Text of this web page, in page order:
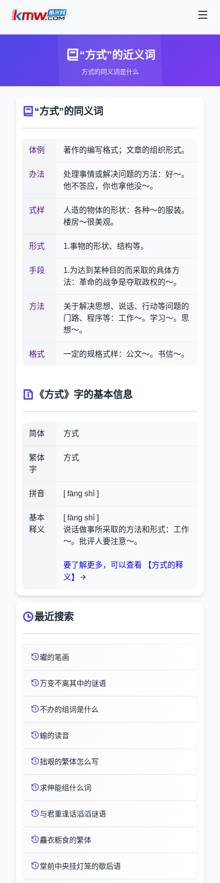
“方式”的近义词
方式的同义词是什么
“方式”的同义词
体例 著作的编写格式；文章的组织形式。
办法
处理事情或解决问题的方法：好～。
他不答应，你也拿他没～。
式样
人造的物体的形状：各种～的服装。
楼房～很美观。
形式 1.事物的形状、结构等。
手段
1.为达到某种目的而采取的具体方
法：革命的战争是夺取政权的～。
方法
关于解决思想、说话、行动等问题的
门路、程序等：工作～。学习～。思
想～。
格式 一定的规格式样：公文～。书信～。
《方式》字的基本信息
简体 方式
繁体
字
方式
拼音 [ fāng shì ]
基本
释义
[ fāng shì ]
说话做事所采取的方法和形式：工作
～。批评人要注意～。
要了解更多，可以查看 【方式的释
义】
最近搜索
瓛的笔画
万变不离其中的谜语
不办的组词是什么
蝓的读音
拙艰的繁体怎么写
求伸能组什么词
与君重逢话滔滔谜语
麤衣粝食的繁体
堂前中央挂灯笼的歇后语